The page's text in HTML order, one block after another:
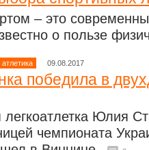
– это
о пользе
атлетика 09.08.2017
победила в
легкоатлетка Юлия
чемпионата